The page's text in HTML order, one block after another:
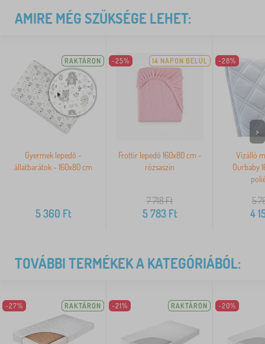
AMIRE MÉG SZÜKSÉGE LEHET:
RAKTÁRON
Gyermek lepedő -
állatbarátok - 160x80 cm
5 360 Ft
-25% 14 NAPON BELÜL
Frottír lepedő 160x80 cm -
rózsaszín
7 718Ft
5 783Ft
-28%
Vízálló
Ourbaby
5
4
>
TOVÁBBI TERMÉKEK A KATEGÓRIÁBÓL:
-27% RAKTÁRON -21% RAKTÁRON -20%